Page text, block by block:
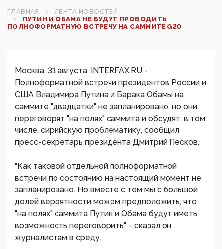
ГЛАВНАЯ
ЛЕНТА НОВОСТЕЙ
ПУТИН И ОБАМА НЕ БУДУТ ПРОВОДИТЬ
ПОЛНОФОРМАТНУЮ ВСТРЕЧУ НА САММИТЕ G20
Москва. 31 августа. INTERFAX.RU -
Полноформатной встречи президентов России и
США Владимира Путина и Барака Обамы на
саммите "двадцатки" не запланировано, но они
переговорят "на полях" саммита и обсудят, в том
числе, сирийскую проблематику, сообщил
пресс-секретарь президента Дмитрий Песков.
"Как таковой отдельной полноформатной
встречи по состоянию на настоящий момент не
запланировано. Но вместе с тем мы с большой
долей вероятности можем предположить, что
"на полях" саммита Путин и Обама будут иметь
возможность переговорить", - сказал он
журналистам в среду.